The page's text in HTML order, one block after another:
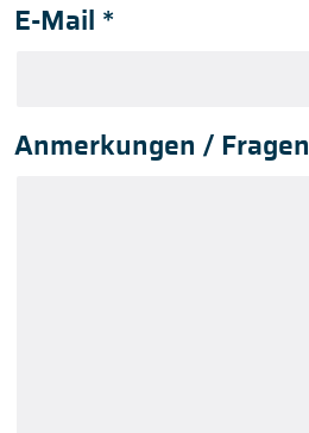
E-Mail *
Anmerkungen / Fragen